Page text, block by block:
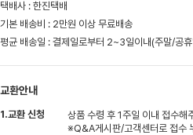
택배사 : 한진택배
기본 배송비 : 2만원 이상 무료배송
평균 배송일 : 결제일로부터 2~3일이내(주말/공
교환안내
1.교환 신청
상품 수령 후 1주일 이내 접수
※Q&A게시판/고객센터로 접수